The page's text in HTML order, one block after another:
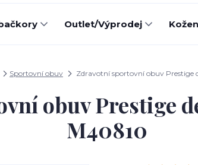
Outlet/Výprodej
Sportovní obuv Zdravotní sportovní obuv Prestige
obuv Prestige
M40810